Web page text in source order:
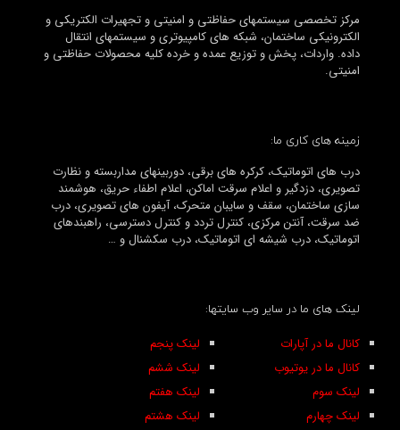
مرکز تخصصی سیستمهای حفاظتی و امنیتی و تجهیرات الکتریکی و
الکترونیکی ساختمان، شبکه های کامپیوتری و سیستمهای انتقال
داده. واردات، پخش و توزیع عمده و خرده کلیه محصولات حفاظتی و
امنیتی.
زمینه های کاری ما:
درب های اتوماتیک، کرکره های برقی، دوربینهای مداربسته و نظارت
تصویری، دزدگیر و اعلام سرقت اماکن، اعلام اطفاء حریق، هوشمند
سازی ساختمان، سقف و سایبان متحرک، آیفون های تصویری، درب
ضد سرقت، آنتن مرکزی، کنترل تردد و کنترل دسترسی، راهبندهای
اتوماتیک، درب شیشه ای اتوماتیک، درب سکشنال و …
لینک های ما در سایر وب سایتها:
لینک پنجم
لینک ششم
لینک هفتم
لینک هشتم
کانال ما در آپارات
کانال ما در یوتیوب
لینک سوم
لینک چهارم